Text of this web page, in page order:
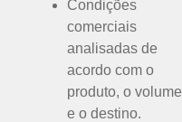
Condições
comerciais
analisadas de
acordo com o
produto, o volume
e o destino.